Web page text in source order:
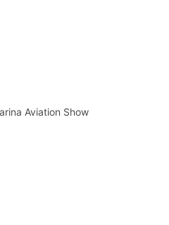
Aviation Show